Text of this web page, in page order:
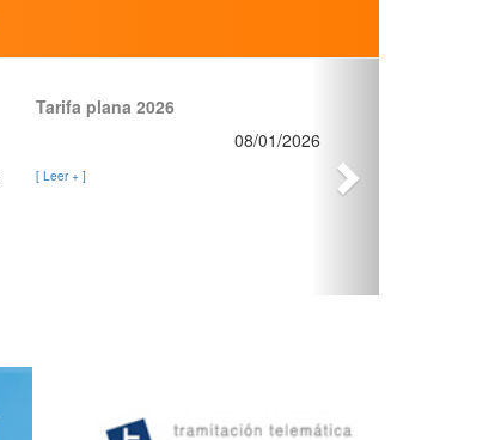
Tarifa plana 2026
08/01/2026
[ Leer + ]